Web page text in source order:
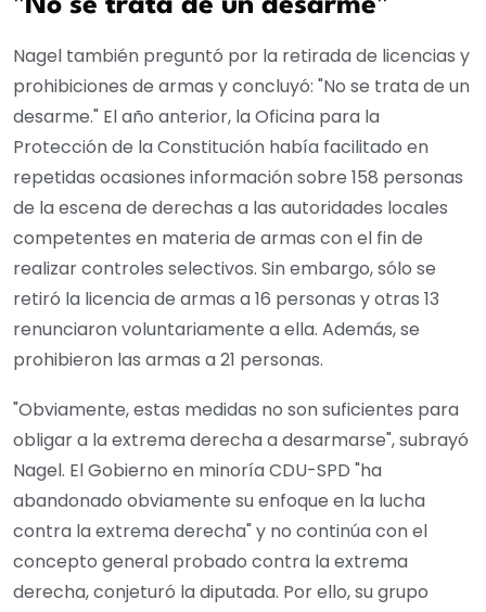
Nagel también preguntó por la retirada de licencias y
prohibiciones de armas y concluyó: "No se trata de un
desarme." El año anterior, la Oficina para la
Protección de la Constitución había facilitado en
repetidas ocasiones información sobre 158 personas
de la escena de derechas a las autoridades locales
competentes en materia de armas con el fin de
realizar controles selectivos. Sin embargo, sólo se
retiró la licencia de armas a 16 personas y otras 13
renunciaron voluntariamente a ella. Además, se
prohibieron las armas a 21 personas.
"Obviamente, estas medidas no son suficientes para
obligar a la extrema derecha a desarmarse", subrayó
Nagel. El Gobierno en minoría CDU-SPD "ha
abandonado obviamente su enfoque en la lucha
contra la extrema derecha" y no continúa con el
concepto general probado contra la extrema
derecha, conjeturó la diputada. Por ello, su grupo